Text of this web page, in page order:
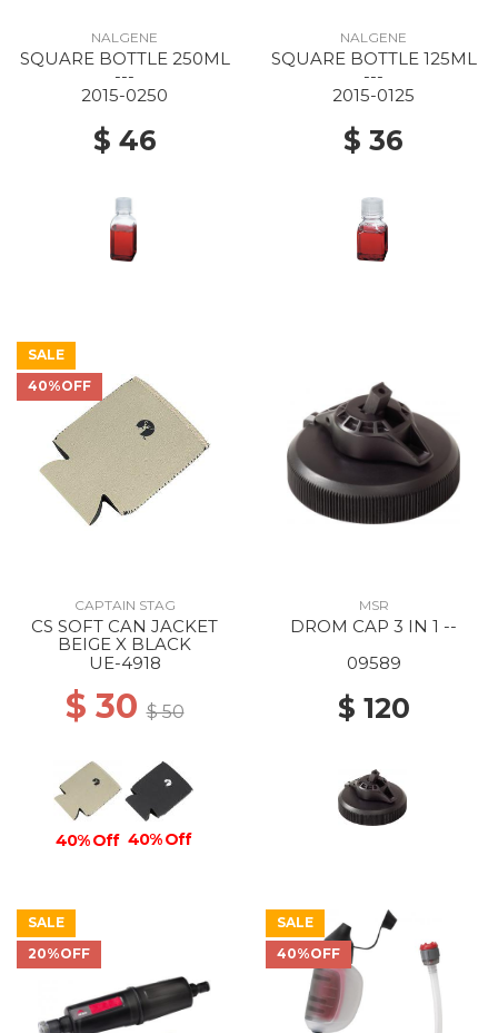
NALGENE
SQUARE BOTTLE 250ML
---
2015-0250
$ 46
NALGENE
SQUARE BOTTLE 125ML
---
2015-0125
$ 36
SALE
40%OFF
CAPTAIN STAG
CS SOFT CAN JACKET
BEIGE X BLACK
UE-4918
$ 30$ 50
40% Off 40% Off
MSR
DROM CAP 3 IN 1 --
09589
$ 120
SALE
20%OFF
SALE
40%OFF